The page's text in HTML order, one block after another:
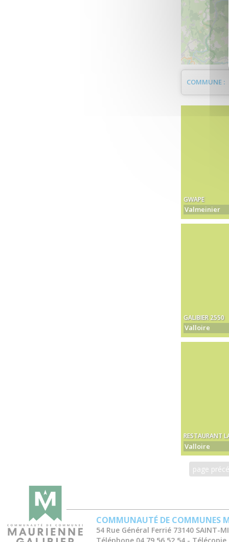
COMMUNE :
GWAPE
Valmeinier
GALIBIER 2550
Valloire
RESTAURANT
Valloire
page
COMMUNAUTÉ DE COMMUNES
54 Rue Général Ferrié 73140 SAINT-
Téléphone 04 79 56 52 54